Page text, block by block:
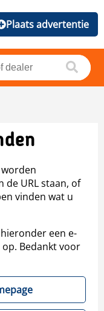
Plaats advertentie
de URL staan, of
vinden wat u
een e-
Bedankt voor